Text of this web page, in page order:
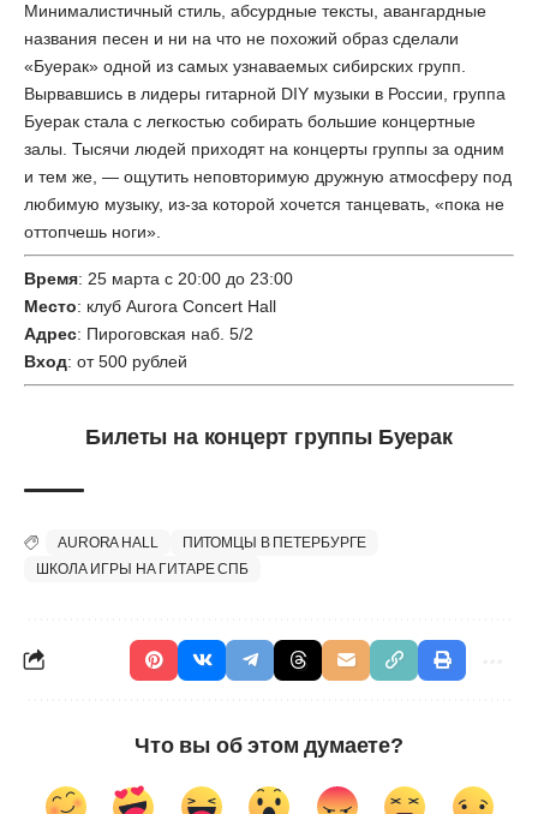
Минималистичный стиль, абсурдные тексты, авангардные
названия песен и ни на что не похожий образ сделали
«Буерак» одной из самых узнаваемых сибирских групп.
Вырвавшись в лидеры гитарной DIY музыки в России, группа
Буерак стала с легкостью собирать большие концертные
залы. Тысячи людей приходят на концерты группы за одним
и тем же, — ощутить неповторимую дружную атмосферу под
любимую музыку, из-за которой хочется танцевать, «пока не
оттопчешь ноги».
Время: 25 марта с 20:00 до 23:00
Место: клуб Aurora Concert Hall
Адрес: Пироговская наб. 5/2
Вход: от 500 рублей
Билеты на концерт группы Буерак
AURORA HALL
ПИТОМЦЫ В ПЕТЕРБУРГЕ
ШКОЛА ИГРЫ НА ГИТАРЕ СПБ
Что вы об этом думаете?